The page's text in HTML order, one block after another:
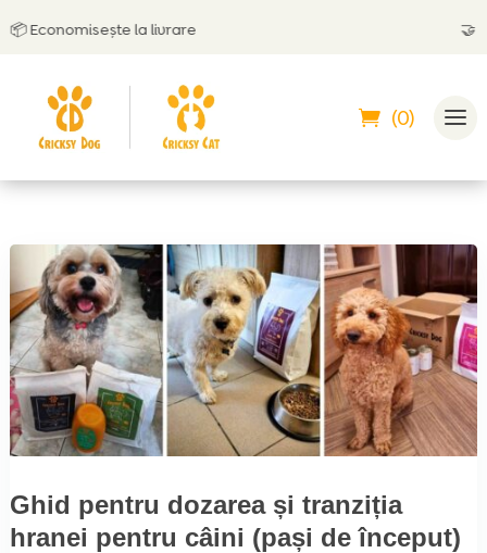
la livrare Poți plăti
(0)
Ghid pentru dozarea și tranziția
hranei pentru câini (pași de început)